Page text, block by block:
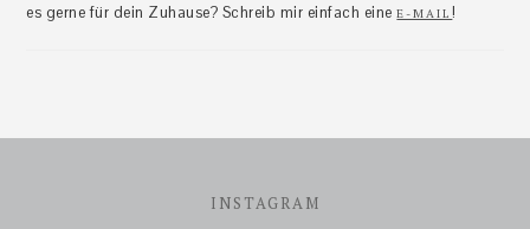
es gerne für dein Zuhause? Schreib mir einfach eineE-MAIL!
INSTAGRAM